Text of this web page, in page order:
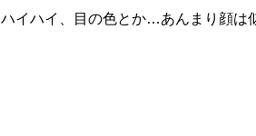
ハイハイ、目の色とか…あんまり顔は